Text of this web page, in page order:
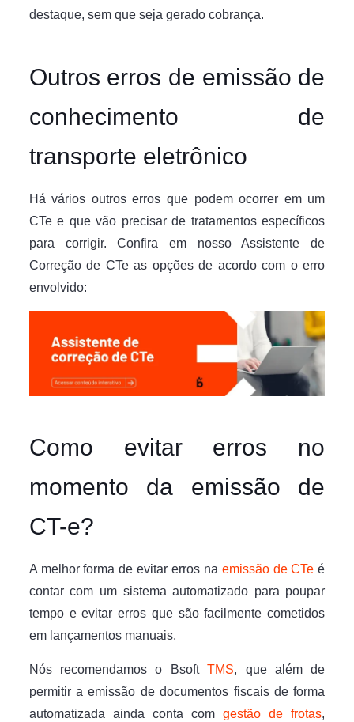
destaque, sem que seja gerado cobrança.
Outros erros de emissão de
conhecimento de
transporte eletrônico
Há vários outros erros que podem ocorrer em um
CTe e que vão precisar de tratamentos específicos
para corrigir. Confira em nosso Assistente de
Correção de CTe as opções de acordo com o erro
envolvido:
Como evitar erros no
momento da emissão de
CT-e?
A melhor forma de evitar erros na emissão de CTe é
contar com um sistema automatizado para poupar
tempo e evitar erros que são facilmente cometidos
em lançamentos manuais.
Nós recomendamos o BsoftTMS, que além de
permitir a emissão de documentos fiscais de forma
automatizada ainda conta comgestão de frotas,